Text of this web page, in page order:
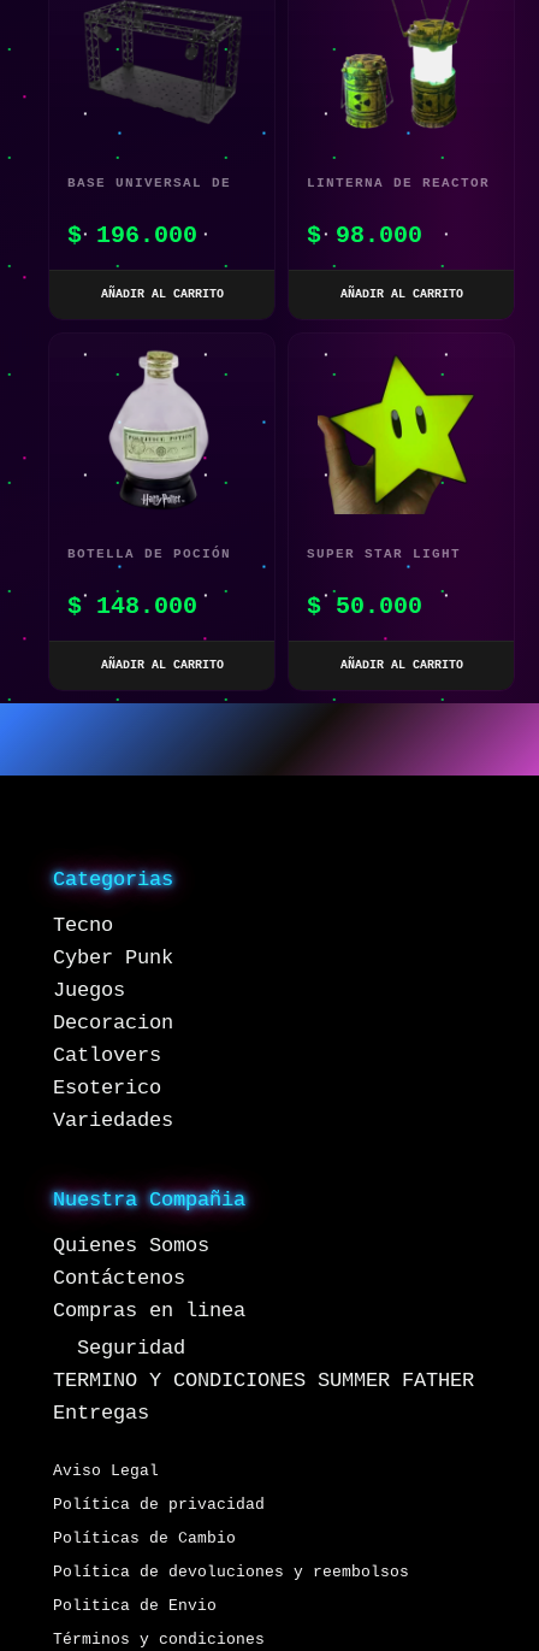
BASE UNIVERSAL DE
ESCENARIO Y
$196.000
AÑADIR AL CARRITO
LINTERNA DE REACTOR
$98.000
AÑADIR AL CARRITO
BOTELLA DE POCIÓN
POTTER
$148.000
AÑADIR AL CARRITO
SUPER STAR LIGHT
MÚSICA
$50.000
AÑADIR AL CARRITO
Categorias
Tecno
Cyber Punk
Juegos
Decoracion
Catlovers
Esoterico
Variedades
Nuestra Compañia
Quienes Somos
Contáctenos
Compras en linea
Seguridad
TERMINO Y CONDICIONES SUMMER FATHER
Entregas
Aviso Legal
Política de privacidad
Políticas de Cambio
Política de devoluciones y reembolsos
Politica de Envio
Términos y condiciones